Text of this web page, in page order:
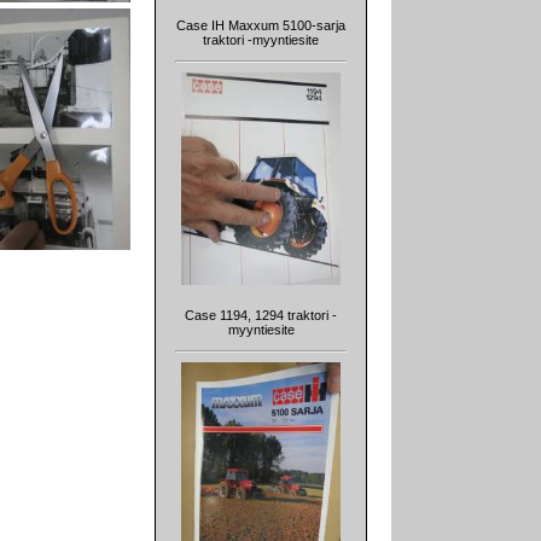
Case IH Maxxum 5100-sarja
traktori -myyntiesite
Case 1194, 1294 traktori -
myyntiesite